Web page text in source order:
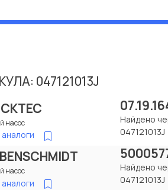
047121013J
насос
Найдено
047121013J
насос
Найдено
047121013J